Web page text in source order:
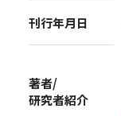
刊行年月日
著者/
研究者紹介